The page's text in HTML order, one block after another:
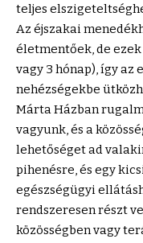
teljes
Az éjszakai
életmentőek, de
vagy 3 hónap), így az
nehézségekbe
Márta Házban
vagyunk, és a
lehetőséget ad
pihenésre, és egy
egészségügyi
rendszeresen részt
közösségben vagy